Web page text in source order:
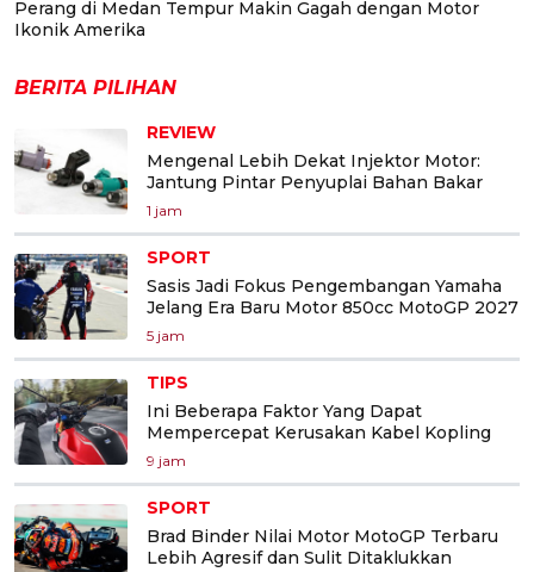
Perang di Medan Tempur Makin Gagah dengan Motor
Ikonik Amerika
BERITA PILIHAN
REVIEW
Mengenal Lebih Dekat Injektor Motor:
Jantung Pintar Penyuplai Bahan Bakar
1 jam
SPORT
Sasis Jadi Fokus Pengembangan Yamaha
Jelang Era Baru Motor 850cc MotoGP 2027
5 jam
TIPS
Ini Beberapa Faktor Yang Dapat
Mempercepat Kerusakan Kabel Kopling
9 jam
SPORT
Brad Binder Nilai Motor MotoGP Terbaru
Lebih Agresif dan Sulit Ditaklukkan